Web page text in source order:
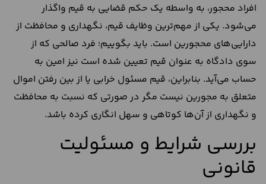
افراد محجور، به واسطه یک حکم قضایی به قیم واگذار
می‌شود. یکی از مهم‌ترین وظایف قیم، نگهداری و محافظت از
دارایی‌‌های محجورین است. باید بگوییم؛ فرد صالحی که از
سوی دادگاه به عنوان قیم تعیین شده است نیز امین به
حساب می‌آید. بنابراین، قیم مسئول خرابی یا از بین رفتن اموال
متعلق به مجورین نیست مگر در صورتی که نسبت به محافظت
و نگهداری از آن‌ها کوتاهی و سهل انگاری کرده باشد.
بررسی شرایط و مسئولیت
قانونی